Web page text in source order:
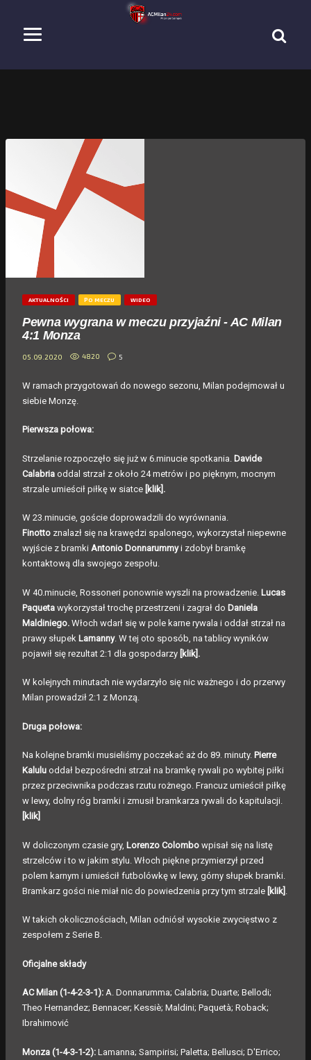
AKTUALNOŚCI PO MECZU WIDEO
Pewna wygrana w meczu przyjaźni - AC Milan
4:1 Monza
05.09.2020 4820 5
W ramach przygotowań do nowego sezonu, Milan podejmował u
siebie Monzę.
Pierwsza połowa:
Strzelanie rozpoczęło się już w 6.minucie spotkania. Davide
Calabria oddal strzał z około 24 metrów i po pięknym, mocnym
strzale umieścił piłkę w siatce [klik].
W 23.minucie, goście doprowadzili do wyrównania.
Finotto znalazł się na krawędzi spalonego, wykorzystał niepewne
wyjście z bramki Antonio Donnarummyi zdobył bramkę
kontaktową dla swojego zespołu.
W 40.minucie, Rossoneri ponownie wyszli na prowadzenie. Lucas
Paqueta wykorzystał trochę przestrzeni i zagrał do Daniela
Maldiniego. Włoch wdarł się w pole karne rywala i oddał strzał na
prawy słupek Lamanny. W tej oto sposób, na tablicy wyników
pojawił się rezultat 2:1 dla gospodarzy [klik] .
W kolejnych minutach nie wydarzyło się nic ważnego i do przerwy
Milan prowadził 2:1 z Monzą.
Druga połowa:
Na kolejne bramki musieliśmy poczekać aż do 89. minuty. Pierre
Kalulu oddał bezpośredni strzał na bramkę rywali po wybitej piłki
przez przeciwnika podczas rzutu rożnego. Francuz umieścił piłkę
w lewy, dolny róg bramki i zmusił bramkarza rywali do kapitulacji.
[klik]
W doliczonym czasie gry, Lorenzo Colombo wpisał się na listę
strzelców i to w jakim stylu. Włoch piękne przymierzył przed
polem karnym i umieścił futbolówkę w lewy, górny słupek bramki.
Bramkarz gości nie miał nic do powiedzenia przy tym strzale [klik]
W takich okolicznościach, Milan odniósł wysokie zwycięstwo z
zespołem z Serie B.
Oficjalne składy
AC Milan (1-4-2-3-1): A. Donnarumma; Calabria; Duarte; Bellodi;
Theo Hernandez; Bennacer; Kessiè; Maldini; Paquetà; Roback;
Ibrahimović
Monza (1-4-3-1-2): Lamanna; Sampirisi; Paletta; Bellusci; D'Errico;